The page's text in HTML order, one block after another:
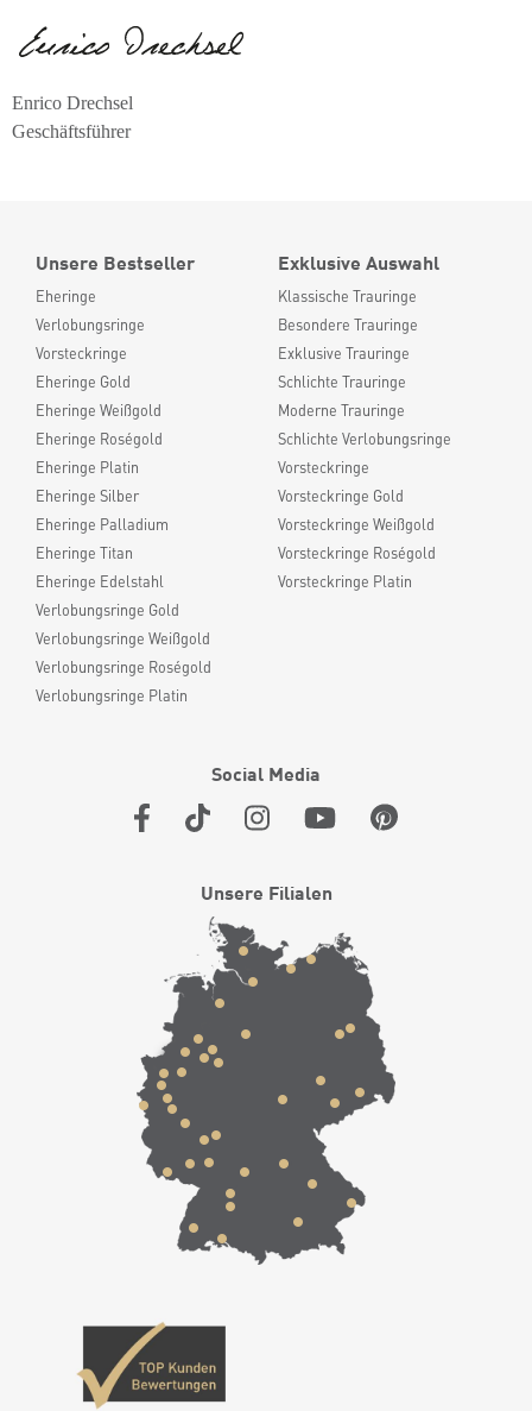
Enrico Drechsel
Geschäftsführer
Unsere Bestseller
Eheringe
Verlobungsringe
Vorsteckringe
Eheringe Gold
Eheringe Weißgold
Eheringe Roségold
Eheringe Platin
Eheringe Silber
Eheringe Palladium
Eheringe Titan
Eheringe Edelstahl
Verlobungsringe Gold
Verlobungsringe Weißgold
Verlobungsringe Roségold
Verlobungsringe Platin
Exklusive Auswahl
Klassische Trauringe
Besondere Trauringe
Exklusive Trauringe
Schlichte Trauringe
Moderne Trauringe
Schlichte Verlobungsringe
Vorsteckringe
Vorsteckringe Gold
Vorsteckringe Weißgold
Vorsteckringe Roségold
Vorsteckringe Platin
Social Media
Unsere Filialen